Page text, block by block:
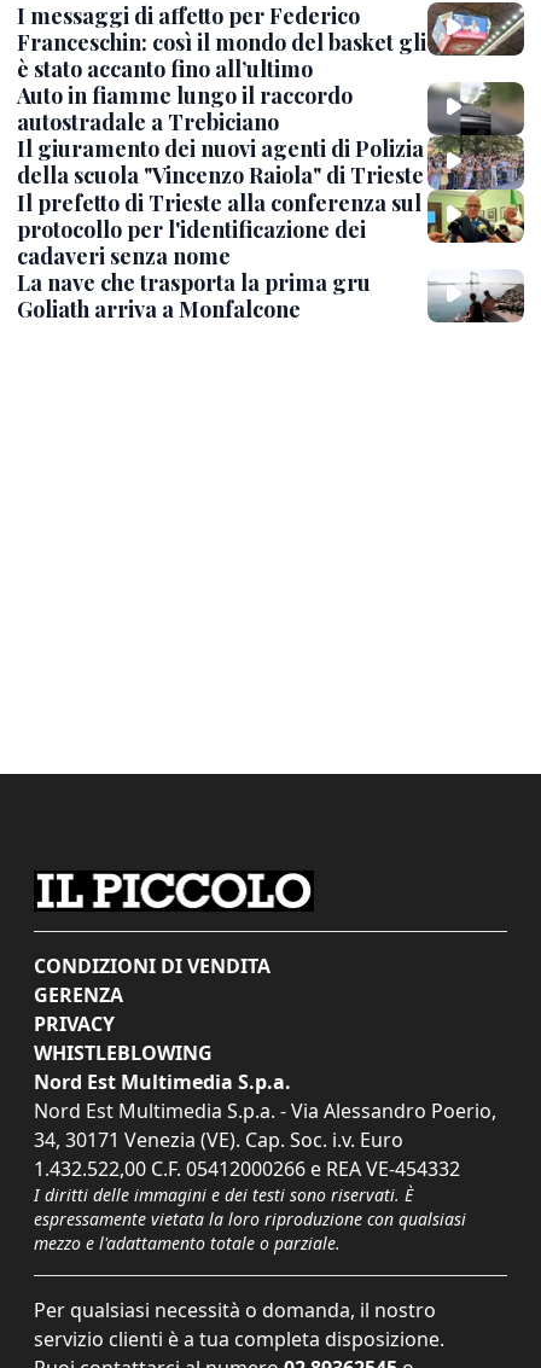
I messaggi di affetto per Federico
Franceschin: così il mondo del basket gli
è stato accanto fino all’ultimo
Auto in fiamme lungo il raccordo
autostradale a Trebiciano
Il giuramento dei nuovi agenti di Polizia
della scuola "Vincenzo Raiola" di Trieste
Il prefetto di Trieste alla conferenza sul
protocollo per l'identificazione dei
cadaveri senza nome
La nave che trasporta la prima gru
Goliath arriva a Monfalcone
CONDIZIONI DI VENDITA
GERENZA
PRIVACY
WHISTLEBLOWING
Nord Est Multimedia S.p.a.
Nord Est Multimedia S.p.a. - Via Alessandro Poerio,
34, 30171 Venezia (VE). Cap. Soc. i.v. Euro
1.432.522,00 C.F. 05412000266 e REA VE-454332
I diritti delle immagini e dei testi sono riservati. È
espressamente vietata la loro riproduzione con qualsiasi
mezzo e l'adattamento totale o parziale.
Per qualsiasi necessità o domanda, il nostro
servizio clienti è a tua completa disposizione.